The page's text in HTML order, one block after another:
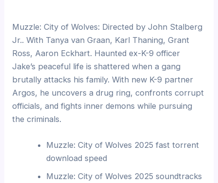
Muzzle: City of Wolves: Directed by John Stalberg
Jr.. With Tanya van Graan, Karl Thaning, Grant
Ross, Aaron Eckhart. Haunted ex-K-9 officer
Jake’s peaceful life is shattered when a gang
brutally attacks his family. With new K-9 partner
Argos, he uncovers a drug ring, confronts corrupt
officials, and fights inner demons while pursuing
the criminals.
Muzzle: City of Wolves 2025 fast torrent
download speed
Muzzle: City of Wolves 2025 soundtracks